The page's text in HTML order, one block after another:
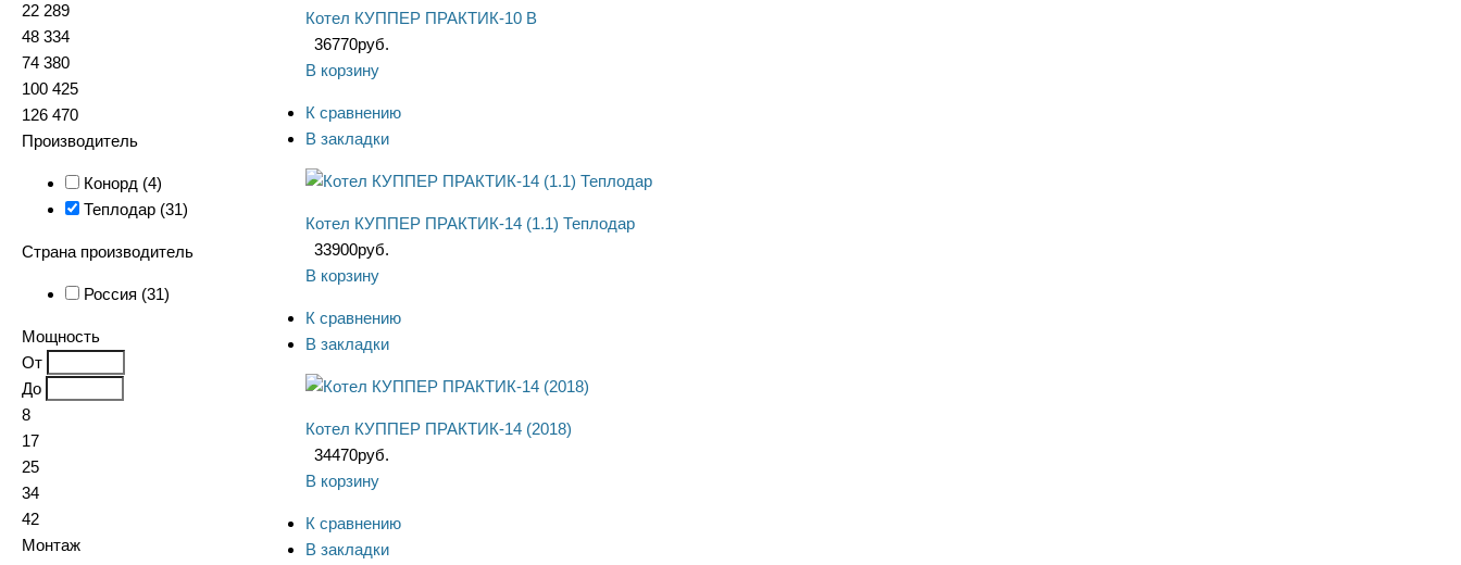
22 289
48 334
74 380
100 425
126 470
Производитель
Конорд (4)
Теплодар (31)
Страна производитель
Россия (31)
Мощность
От
До
8
17
25
34
42
Монтаж
Котел КУППЕР ПРАКТИК-10 В
36770руб.
В корзину
К сравнению
В закладки
Котел КУППЕР ПРАКТИК-14 (1.1) Теплодар
33900руб.
В корзину
К сравнению
В закладки
Котел КУППЕР ПРАКТИК-14 (2018)
34470руб.
В корзину
К сравнению
В закладки